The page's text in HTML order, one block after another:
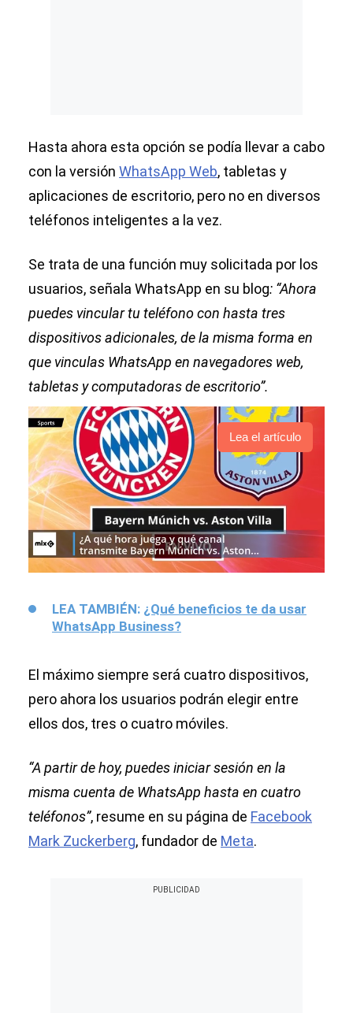
Hasta ahora esta opción se podía llevar a cabo
con la versión WhatsApp Web, tabletas y
aplicaciones de escritorio, pero no en diversos
teléfonos inteligentes a la vez.
Se trata de una función muy solicitada por los
usuarios, señala WhatsApp en su blog: “Ahora
puedes vincular tu teléfono con hasta tres
dispositivos adicionales, de la misma forma en
que vinculas WhatsApp en navegadores web,
tabletas y computadoras de escritorio”.
Lea el artículo
LEA TAMBIÉN: ¿Qué beneficios te da usar
WhatsApp Business?
El máximo siempre será cuatro dispositivos,
pero ahora los usuarios podrán elegir entre
ellos dos, tres o cuatro móviles.
“A partir de hoy, puedes iniciar sesión en la
misma cuenta de WhatsApp hasta en cuatro
teléfonos”, resume en su página de Facebook
Mark Zuckerberg, fundador de Meta.